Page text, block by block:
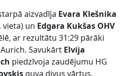
aizvadīja Evara Klešnika
vieta) un Edgara Kukšas OHV
ar rezultātu 31:29 pārāki
Savukārt Elvija
piedzīvoja zaudējumu HG
guva divus vārtus.